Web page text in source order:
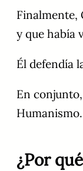
Finalmente,
y que había
Él defendía
En
¿Por